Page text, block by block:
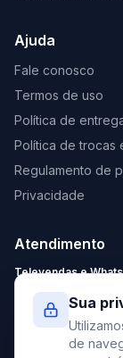
Ajuda
Fale conosco
Termos de uso
Política de
Política de trocas
Regulamento de
Privacidade
Atendimento
Televendas e
Sábado: 9:00 -
Sua
de